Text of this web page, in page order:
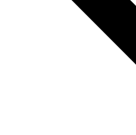
Haralds
Hörtipps von
Kunstausflüge mit
Marc Peschke – Out
Buchtipps von Uli